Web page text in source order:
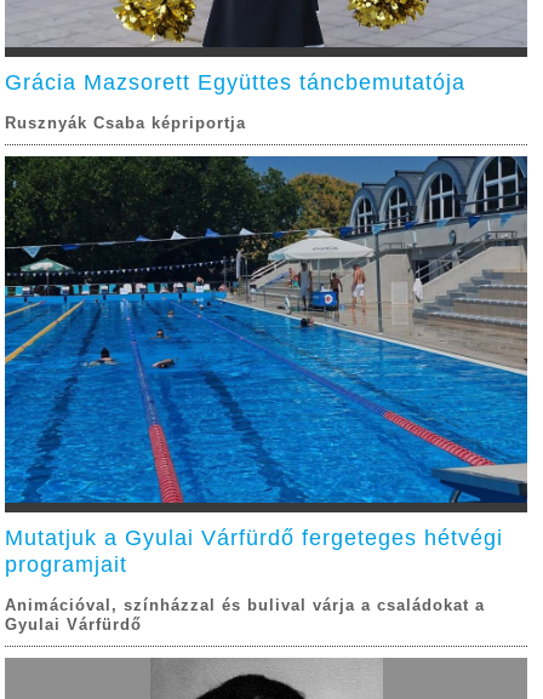
Grácia Mazsorett Együttes táncbemutatója
Rusznyák Csaba képriportja
Mutatjuk a Gyulai Várfürdő fergeteges hétvégi
programjait
Animációval, színházzal és bulival várja a családokat a
Gyulai Várfürdő